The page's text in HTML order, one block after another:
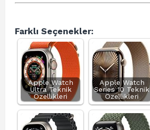
Farklı Seçenekler:
Apple Watch
Ultra Teknik
Özellikleri
Apple Watch
Series 10 Teknik
Özellikleri